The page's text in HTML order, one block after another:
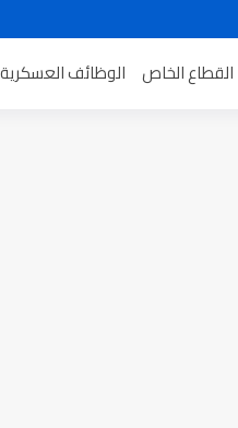
القطاع الخاص الوظائف العسكرية